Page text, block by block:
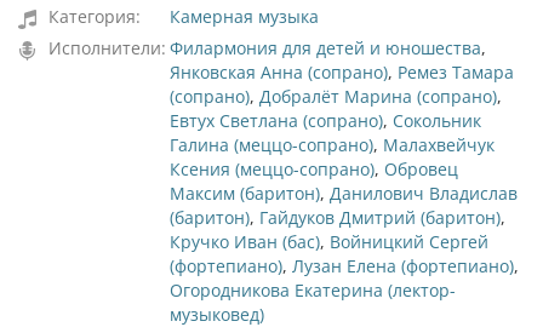
Категория:
Камерная музыка
Исполнители: Филармония для детей и юношества,
Янковская Анна (сопрано), Ремез Тамара
(сопрано), Добралёт Марина (сопрано),
Евтух Светлана (сопрано), Сокольник
Галина (меццо-сопрано), Малахвейчук
Ксения (меццо-сопрано), Обровец
Максим (баритон), Данилович Владислав
(баритон), Гайдуков Дмитрий (баритон),
Кручко Иван (бас), Войницкий Сергей
(фортепиано), Лузан Елена (фортепиано),
Огородникова Екатерина (лектор-
музыковед)